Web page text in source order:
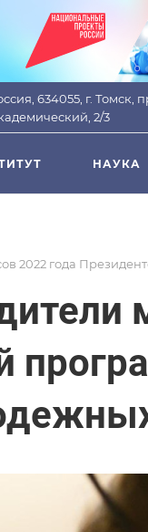
634055, г. Томск,
2/3
НАУКА
2022 года